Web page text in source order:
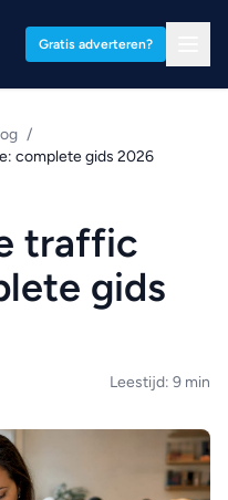
Gratis adverteren?
/
complete gids 2026
traffic
gids
Leestijd: 9 min